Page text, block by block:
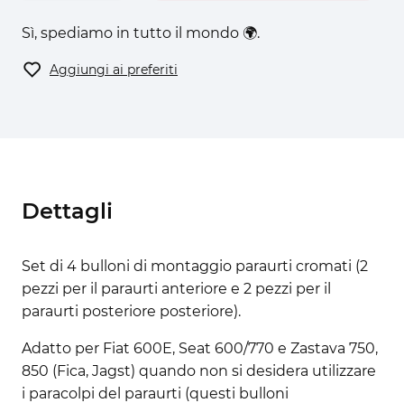
Sì, spediamo in tutto il mondo 🌍.
Aggiungi ai preferiti
Dettagli
Set di 4 bulloni di montaggio paraurti cromati (2
pezzi per il paraurti anteriore e 2 pezzi per il
paraurti posteriore posteriore).
Adatto per Fiat 600E, Seat 600/770 e Zastava 750,
850 (Fica, Jagst) quando non si desidera utilizzare
i paracolpi del paraurti (questi bulloni